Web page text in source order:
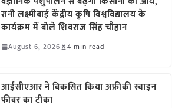
रानी लक्ष्मीबाई केंद्रीय कृषि विश्वविद्यालय के
कार्यक्रम में बोले शिवराज सिंह चौहान
August 6, 2026 4 min read
आईसीएआर ने विकसित किया अफ्रीकी स्वाइन
फीवर का टीका